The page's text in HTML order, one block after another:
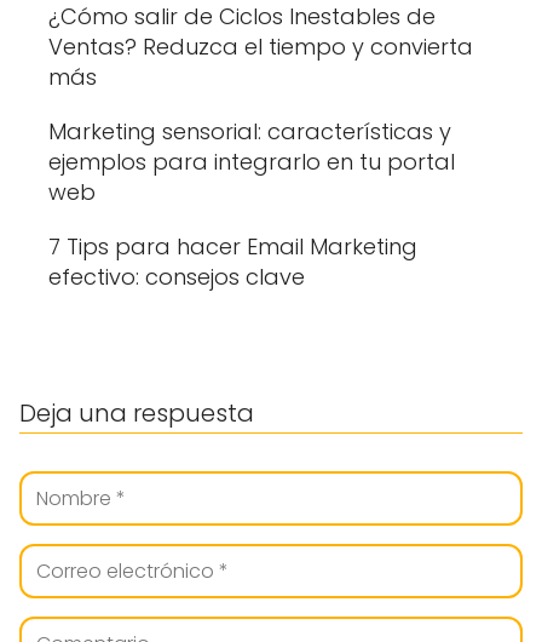
¿Cómo salir de Ciclos Inestables de
Ventas? Reduzca el tiempo y convierta
más
Marketing sensorial: características y
ejemplos para integrarlo en tu portal
web
7 Tips para hacer Email Marketing
efectivo: consejos clave
Deja una respuesta